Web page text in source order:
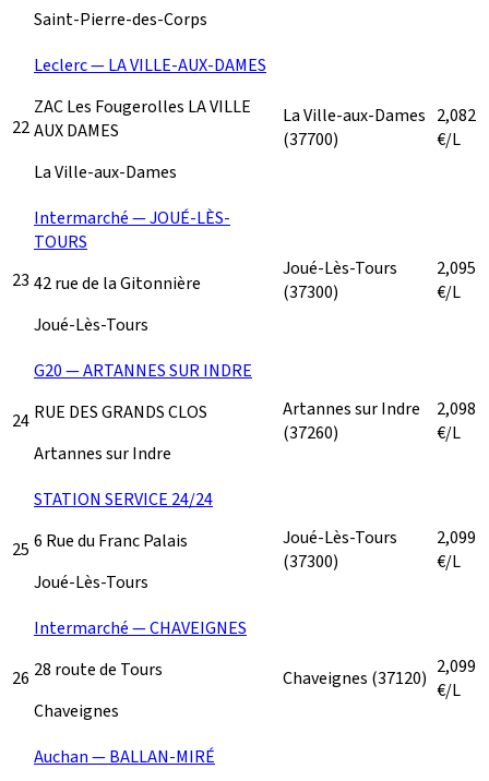
Saint-Pierre-des-Corps
22
Leclerc — LA VILLE-AUX-DAMES
ZAC Les Fougerolles LA VILLE
AUX DAMES
La Ville-aux-Dames
La Ville-aux-Dames
(37700)
2,082
€/L
23
Intermarché — JOUÉ-LÈS-
TOURS
42 rue de la Gitonnière
Joué-Lès-Tours
Joué-Lès-Tours
(37300)
2,095
€/L
24
G20 — ARTANNES SUR INDRE
RUE DES GRANDS CLOS
Artannes sur Indre
Artannes sur Indre
(37260)
2,098
€/L
25
STATION SERVICE 24/24
6 Rue du Franc Palais
Joué-Lès-Tours
Joué-Lès-Tours
(37300)
2,099
€/L
26
Intermarché — CHAVEIGNES
28 route de Tours
Chaveignes
Chaveignes (37120) 2,099
€/L
Auchan — BALLAN-MIRÉ